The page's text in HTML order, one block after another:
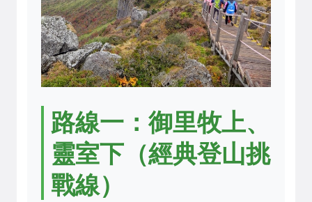
路線一：御里牧上、
靈室下（經典登山挑
戰線）